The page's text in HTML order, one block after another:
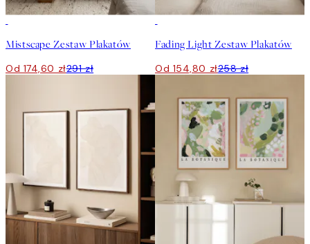
Mistscape Zestaw Plakatów
Od 174,60 zł291 zł
Fading Light Zestaw Plakatów
Od 154,80 zł258 zł